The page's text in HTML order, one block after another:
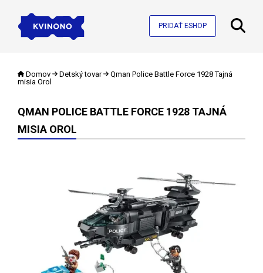
PRIDAŤ ESHOP
Domov Detský tovar
Qman Police Battle Force 1928 Tajná
misia Orol
QMAN POLICE BATTLE FORCE 1928 TAJNÁ
MISIA OROL